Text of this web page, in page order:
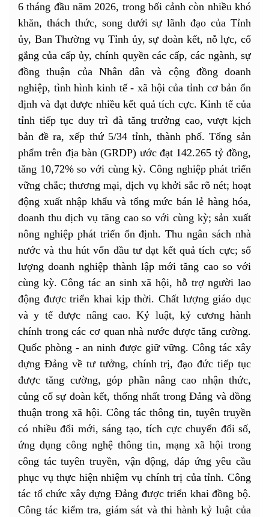
6 tháng đầu năm 2026, trong bối cảnh còn nhiều khó
khăn, thách thức, song dưới sự lãnh đạo của Tỉnh
ủy, Ban Thường vụ Tỉnh ủy, sự đoàn kết, nỗ lực, cố
gắng của cấp ủy, chính quyền các cấp, các ngành, sự
đồng thuận của Nhân dân và cộng đồng doanh
nghiệp, tình hình kinh tế - xã hội của tỉnh cơ bản ổn
định và đạt được nhiều kết quả tích cực. Kinh tế của
tỉnh tiếp tục duy trì đà tăng trưởng cao, vượt kịch
bản đề ra, xếp thứ 5/34 tỉnh, thành phố. Tổng sản
phẩm trên địa bàn (GRDP) ước đạt 142.265 tỷ đồng,
tăng 10,72% so với cùng kỳ. Công nghiệp phát triển
vững chắc; thương mại, dịch vụ khởi sắc rõ nét; hoạt
động xuất nhập khẩu và tổng mức bán lẻ hàng hóa,
doanh thu dịch vụ tăng cao so với cùng kỳ; sản xuất
nông nghiệp phát triển ổn định. Thu ngân sách nhà
nước và thu hút vốn đầu tư đạt kết quả tích cực; số
lượng doanh nghiệp thành lập mới tăng cao so với
cùng kỳ. Công tác an sinh xã hội, hỗ trợ người lao
động được triển khai kịp thời. Chất lượng giáo dục
và y tế được nâng cao. Kỷ luật, kỷ cương hành
chính trong các cơ quan nhà nước được tăng cường.
Quốc phòng - an ninh được giữ vững. Công tác xây
dựng Đảng về tư tưởng, chính trị, đạo đức tiếp tục
được tăng cường, góp phần nâng cao nhận thức,
củng cố sự đoàn kết, thống nhất trong Đảng và đồng
thuận trong xã hội. Công tác thông tin, tuyên truyền
có nhiều đổi mới, sáng tạo, tích cực chuyển đổi số,
ứng dụng công nghệ thông tin, mạng xã hội trong
công tác tuyên truyền, vận động, đáp ứng yêu cầu
phục vụ thực hiện nhiệm vụ chính trị của tỉnh. Công
tác tổ chức xây dựng Đảng được triển khai đồng bộ.
Công tác kiểm tra, giám sát và thi hành kỷ luật của